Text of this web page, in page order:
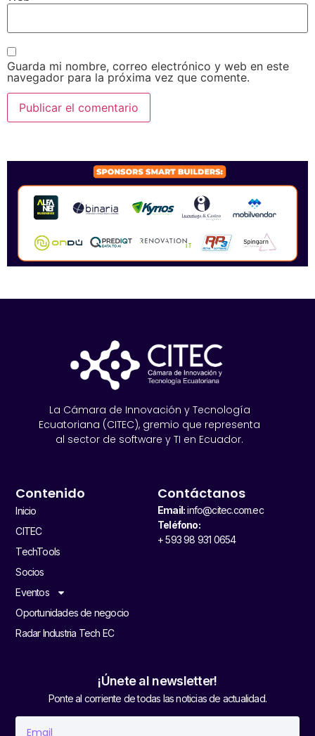
Guarda mi nombre, correo electrónico y web en este
navegador para la próxima vez que comente.
La Cámara de Innovación y Tecnología
Ecuatoriana (CITEC), gremio que representa
al sector de software y TI en Ecuador.
Contenido
Inicio
CITEC
TechTools
Socios
Eventos
Oportunidades de negocio
Radar Industria Tech EC
Contáctanos
Email:info@citec.com.ec
Teléfono:
+ 593 98 931 0654
¡Únete al newsletter!
Ponte al corriente de todas las noticias de actualidad.